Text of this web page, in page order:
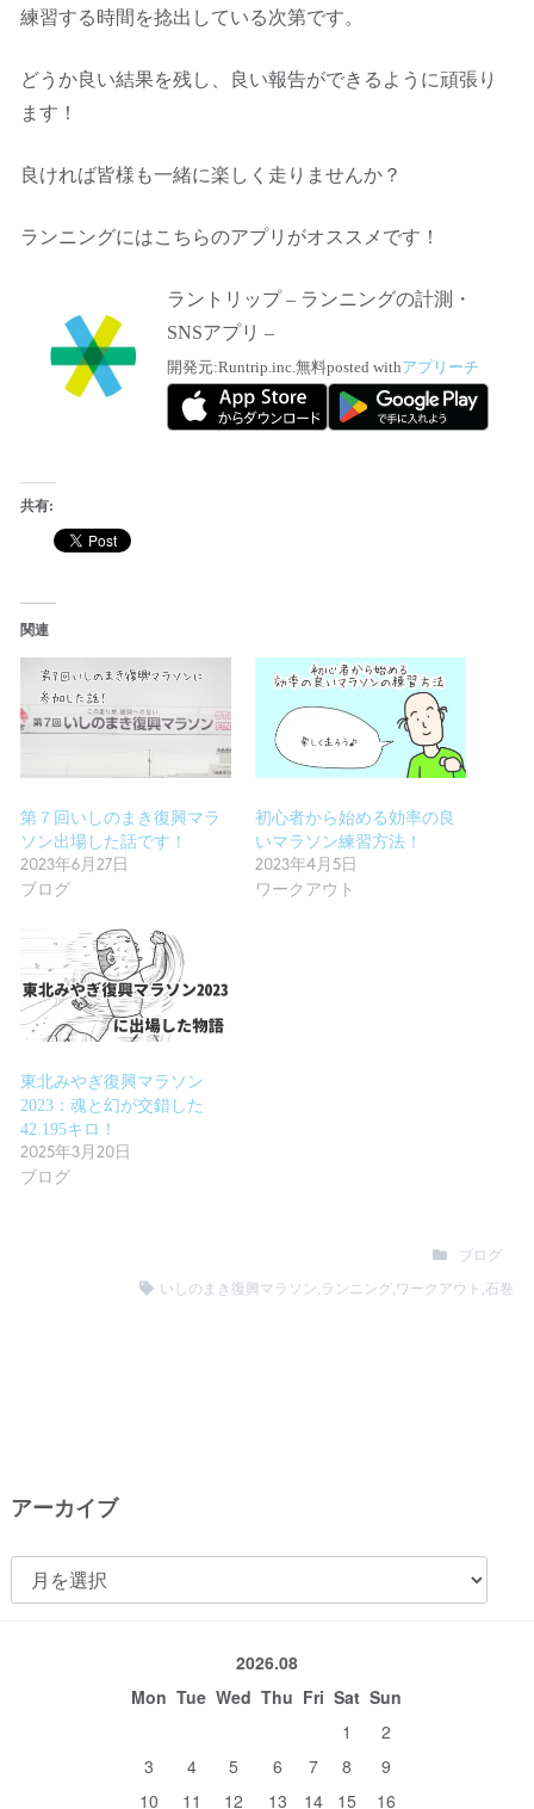
練習する時間を捻出している次第です。
どうか良い結果を残し、良い報告ができるように頑張り
ます！
良ければ皆様も一緒に楽しく走りませんか？
ランニングにはこちらのアプリがオススメです！
ラントリップ – ランニングの計測・
SNSアプリ –
開発元:Runtrip.inc.無料posted withアプリーチ
共有:
関連
第７回いしのまき復興マラ
ソン出場した話です！
2023年6月27日
ブログ
初心者から始める効率の良
いマラソン練習方法！
2023年4月5日
ワークアウト
東北みやぎ復興マラソン
2023：魂と幻が交錯した
42.195キロ！
2025年3月20日
ブログ
ブログ
いしのまき復興マラソン, ランニング, ワークアウト ,石巻
アーカイブ
ー
2026.08
Mon Tue Wed Thu Fri Sat Sun
1
2
3
4 5 6 7 8
9
10
11 12 13 14 15 16